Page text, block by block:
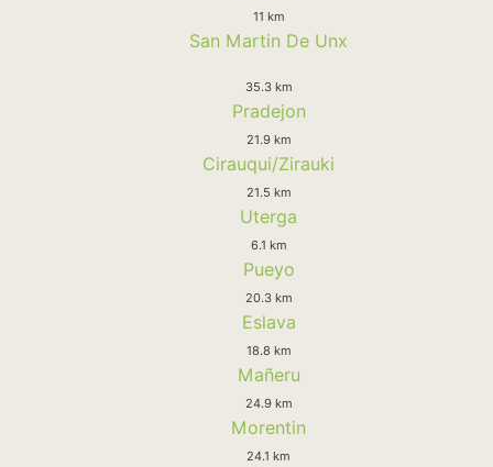
11 km
San Martin De Unx
35.3 km
Pradejon
21.9 km
Cirauqui/Zirauki
21.5 km
Uterga
6.1 km
Pueyo
20.3 km
Eslava
18.8 km
Mañeru
24.9 km
Morentin
24.1 km